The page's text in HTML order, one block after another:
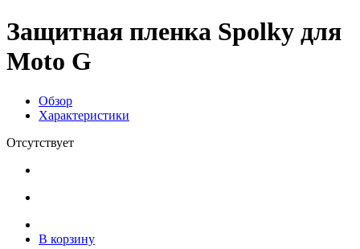
Защитная пленка Spolky для
Moto G
Обзор
Характеристики
Отсутствует
В корзину